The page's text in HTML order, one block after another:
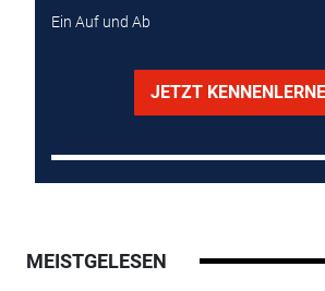
Ein Auf und Ab
JETZT
MEISTGELESEN